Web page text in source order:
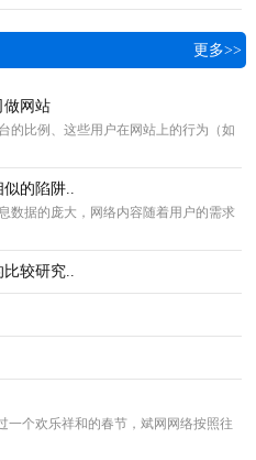
更多>>
做网站
的比例、这些用户在网站上的行为（如
的陷阱..
数据的庞大，网络内容随着用户的需求
较研究..
一个欢乐祥和的春节，斌网网络按照往